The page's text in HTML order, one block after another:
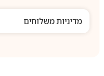
מדיניות משלוחים